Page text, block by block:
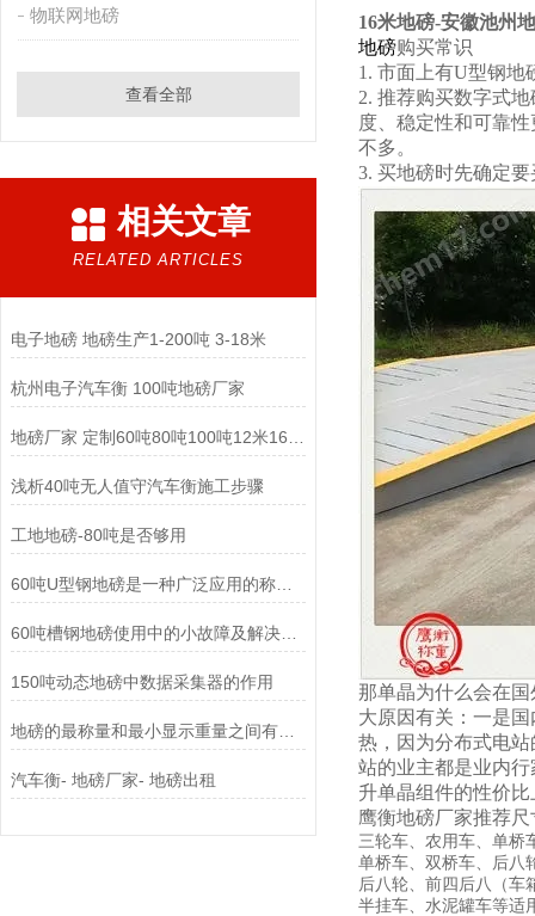
物联网地磅
查看全部
相关文章
RELATED ARTICLES
电子地磅 地磅生产1-200吨 3-18米
杭州电子汽车衡 100吨地磅厂家
浅析40吨无人值守汽车衡施工步骤
工地地磅-80吨是否够用
60吨U型钢地磅是一种广泛应用的称重设备
60吨槽钢地磅使用中的小故障及解决办法
150吨动态地磅中数据采集器的作用
地磅的最称量和最小显示重量之间有什么关系？
汽车衡- 地磅厂家- 地磅出租
16米地磅-安徽池州
地磅购买常识
1. 市面上有U型钢地
2. 推荐购买数字式
度、稳定性和可靠
不多。
3. 买地磅时先确定
那单晶为什么会在
大原因有关：一是
热，因为分布式电
站的业主都是业内
升单晶组件的性价
鹰衡地磅厂家推荐
三轮车、农用车、单桥
单桥车、双桥车、后八
后八轮、前四后八（
半挂车、水泥罐车等适